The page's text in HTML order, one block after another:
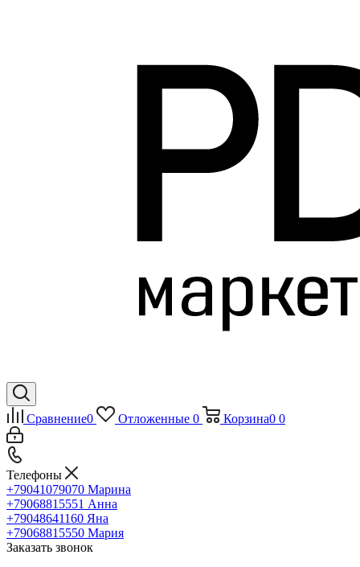
Сравнение0 Отложенные 0 Корзина0 0
Телефоны
+79041079070 Марина
+79068815551 Анна
+79048641160 Яна
+79068815550 Мария
Заказать звонок